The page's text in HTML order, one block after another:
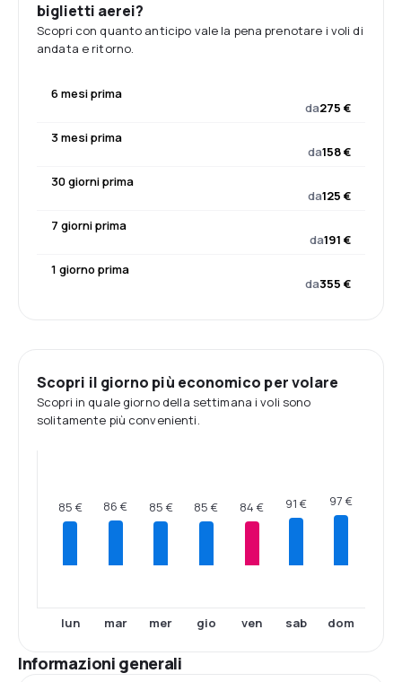
biglietti aerei?
Scopri con quanto anticipo vale la pena prenotare i voli di
andata e ritorno.
6 mesi prima
da275 €
3 mesi prima
da158 €
30 giorni prima
da125 €
7 giorni prima
da191 €
1 giorno prima
da355 €
Scopri il giorno più economico per volare
Scopri in quale giorno della settimana i voli sono
solitamente più convenienti.
85 €
lun
86 €
mar
85 €
mer
85 €
gio
84 €
ven
91 €
sab
97 €
dom
Informazioni generali